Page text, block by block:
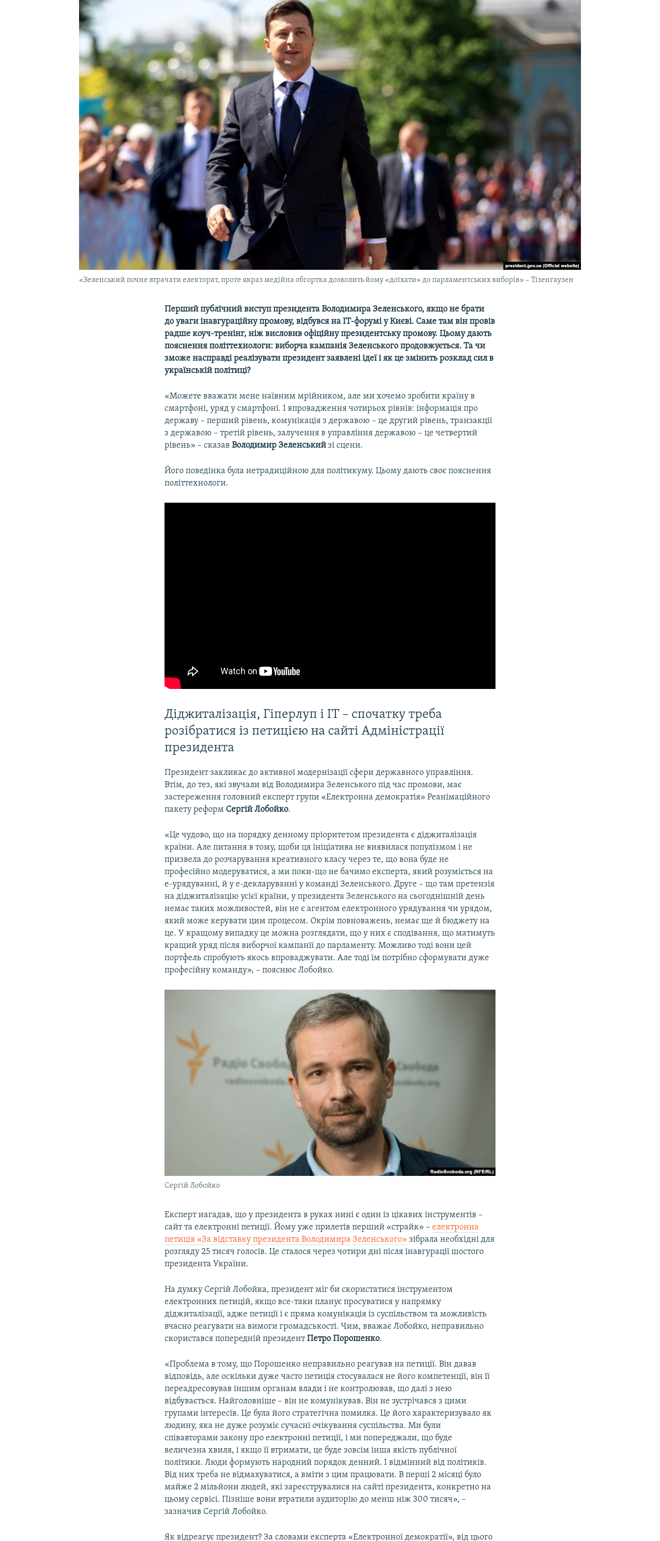
УКРАЇНСЬКА ПРОБЛЕМА КРИМУ
«Зеленський почне втрачати електорат, проте якраз медійна обгортка дозволить йому «доїхати» до парламентських виборів» – Тізенгаузен
Перший публічний виступ президента Володимира Зеленського, якщо не брати
до уваги інавгураційну промову, відбувся на ІТ-форумі у Києві. Саме там він провів
радше коуч-тренінг, ніж висловив офіційну президентську промову. Цьому дають
пояснення політтехнологи: виборча кампанія Зеленського продовжується. Та чи
зможе насправді реалізувати президент заявлені ідеї і як це змінить розклад сил в
українській політиці?
«Можете вважати мене наївним мрійником, але ми хочемо зробити країну в
смартфоні, уряд у смартфоні. І впровадження чотирьох рівнів: інформація про
державу – перший рівень, комунікація з державою – це другий рівень, транзакції
з державою – третій рівень, залучення в управління державою – це четвертий
рівень» – сказавВолодимир Зеленський зі сцени.
Його поведінка була нетрадиційною для політикуму. Цьому дають своє пояснення
політтехнологи.
Діджиталізація, Гіперлуп і ІТ – спочатку треба
розібратися із петицією на сайті Адміністрації
президента
Президент закликає до активної модернізації сфери державного управління.
Втім, до тез, які звучали від Володимира Зеленського під час промови, має
застереження головний експерт групи «Електронна демократія» Реанімаційного
пакету реформ Сергій Лобойко.
«Це чудово, що на порядку денному пріоритетом президента є діджиталізація
країни. Але питання в тому, щоби ця ініціатива не виявилася популізмом і не
призвела до розчарування креативного класу через те, що вона буде не
професійно модеруватися, а ми поки-що не бачимо експерта, який розуміється на
е-урядуванні, й у е-декларуванні у команді Зеленського. Друге – що там претензія
на діджиталізацію усієї країни, у президента Зеленського на сьогоднішній день
немає таких можливостей, він не є агентом електронного урядування чи урядом,
який може керувати цим процесом. Окрім повноважень, немає ще й бюджету на
це. У кращому випадку це можна розглядати, що у них є сподівання, що матимуть
кращий уряд після виборчої кампанії до парламенту. Можливо тоді вони цей
портфель спробують якось впроваджувати. Але тоді їм потрібно сформувати дуже
професійну команду», – пояснює Лобойко.
Сергій Лобойко
Експерт нагадав, що у президента в руках нині є один із цікавих інструментів –
сайт та електронні петиції. Йому уже прилетів перший «страйк» –електронна
петиція «За відставку президента Володимира Зеленського» зібрала необхідні для
розгляду 25 тисяч голосів. Це сталося через чотири дні після інавгурації шостого
президента України.
На думку Сергій Лобойка, президент міг би скористатися інструментом
електронних петицій, якщо все-таки планує просуватися у напрямку
діджиталізації, адже петиції і є пряма комунікація із суспільством та можливість
вчасно реагувати на вимоги громадськості. Чим, вважає Лобойко, неправильно
скористався попередній президентПетро Порошенко.
«Проблема в тому, що Порошенко неправильно реагував на петиції. Він давав
відповідь, але оскільки дуже часто петиція стосувалася не його компетенції, він її
переадресовував іншим органам влади і не контролював, що далі з нею
відбувається. Найголовніше – він не комунікував. Він не зустрічався з цими
групами інтересів. Це була його стратегічна помилка. Це його характеризувало як
людину, яка не дуже розуміє сучасні очікування суспільства. Ми були
співавторами закону про електронні петиції, і ми попереджали, що буде
величезна хвиля, і якщо її втримати, це буде зовсім інша якість публічної
політики. Люди формують народний порядок денний. І відмінний від політиків.
Від них треба не відмахуватися, а вміти з цим працювати. В перші 2 місяці було
майже 2 мільйони людей, які зареєструвалися на сайті президента, конкретно на
цьому сервісі. Пізніше вони втратили аудиторію до менш ніж 300 тисяч», –
зазначив Сергій Лобойко.
Як відреагує президент? За словами експерта «Електронної демократії», від цього